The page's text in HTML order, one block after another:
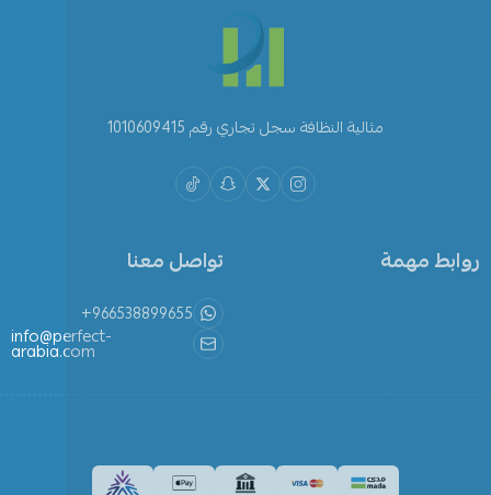
مثالية النظافة سجل تجاري رقم 1010609415
روابط مهمة تواصل معنا
+966538899655
info@perfect-
arabia.com